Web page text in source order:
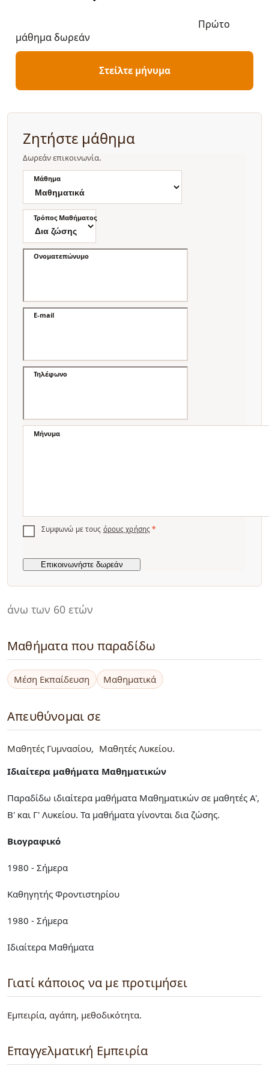
άνω των 60 ετών
Μαθήματα που παραδίδω
Μέση Εκπαίδευση Μαθηματικά
Απευθύνομαι σε
Μαθητές Γυμνασίου
Μαθητές Λυκείου
Ιδιαίτερα μαθήματα Μαθηματικών
Παραδίδω ιδιαίτερα μαθήματα Μαθηματικών σε μαθητές Α',
Β' και Γ' Λυκείου. Τα μαθήματα γίνονται δια ζώσης.
Βιογραφικό
1980 - Σήμερα
Καθηγητής Φροντιστηρίου
1980 - Σήμερα
Ιδιαίτερα Μαθήματα
Γιατί κάποιος να με προτιμήσει
Εμπειρία, αγάπη, μεθοδικότητα.
Επαγγελματική Εμπειρία
Πρώτο
μάθημα δωρεάν
Στείλτε μήνυμα
Ζητήστε μάθημα
Δωρεάν επικοινωνία.
Μάθημα
Τρόπος Μαθήματος
Ονοματεπώνυμο
E-mail
Τηλέφωνο
Μήνυμα
Συμφωνώ με τους όρους χρήσης *